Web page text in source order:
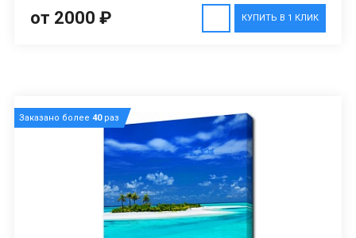
КУПИТЬ В 1 КЛИК
от 2000 ₽
Заказано более 40раз